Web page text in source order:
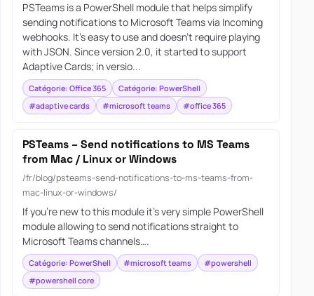
PSTeams is a PowerShell module that helps simplify
sending notifications to Microsoft Teams via Incoming
webhooks. It’s easy to use and doesn’t require playing
with JSON. Since version 2.0, it started to support
Adaptive Cards; in versio...
Catégorie: Office 365
Catégorie: PowerShell
#adaptive cards
#microsoft teams #office 365
PSTeams – Send notifications to MS Teams
from Mac / Linux or Windows
/fr/blog/psteams-send-notifications-to-ms-teams-from-
mac-linux-or-windows/
If you’re new to this module it’s very simple PowerShell
module allowing to send notifications straight to
Microsoft Teams channels….
Catégorie: PowerShell #microsoft teams
#powershell
#powershell core